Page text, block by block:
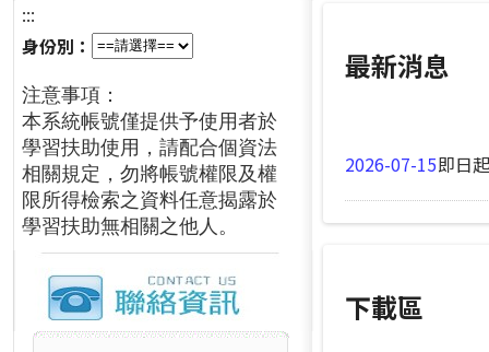
:::
身份別：
注意事項：
本系統帳號僅提供予使用者於
學習扶助使用，請配合個資法
相關規定，勿將帳號權限及權
限所得檢索之資料任意揭露於
學習扶助無相關之他人。
最新消息
2026-07-15即日
下載區